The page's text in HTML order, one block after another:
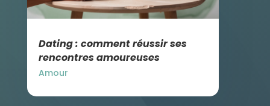
Dating : comment réussir ses
rencontres amoureuses
Amour